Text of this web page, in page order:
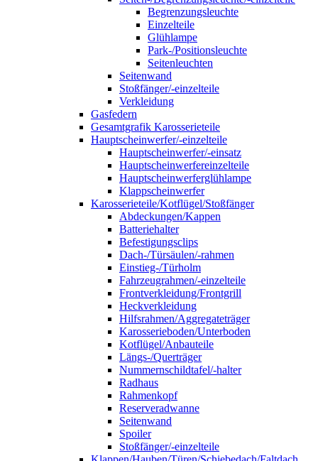
Begrenzungsleuchte
Einzelteile
Glühlampe
Park-/Positionsleuchte
Seitenleuchten
Seitenwand
Stoßfänger/-einzelteile
Verkleidung
Gasfedern
Gesamtgrafik Karosserieteile
Hauptscheinwerfer/-einzelteile
Hauptscheinwerfer/-einsatz
Hauptscheinwerfereinzelteile
Hauptscheinwerferglühlampe
Klappscheinwerfer
Karosserieteile/Kotflügel/Stoßfänger
Abdeckungen/Kappen
Batteriehalter
Befestigungsclips
Dach-/Türsäulen/-rahmen
Einstieg-/Türholm
Fahrzeugrahmen/-einzelteile
Frontverkleidung/Frontgrill
Heckverkleidung
Hilfsrahmen/Aggregateträger
Karosserieboden/Unterboden
Kotflügel/Anbauteile
Längs-/Querträger
Nummernschildtafel/-halter
Radhaus
Rahmenkopf
Reserveradwanne
Seitenwand
Spoiler
Stoßfänger/-einzelteile